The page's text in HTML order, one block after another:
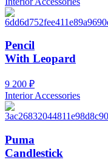
Pencil
With Leopard
9 200 ₽
Interior Accessories
Puma
Candlestick